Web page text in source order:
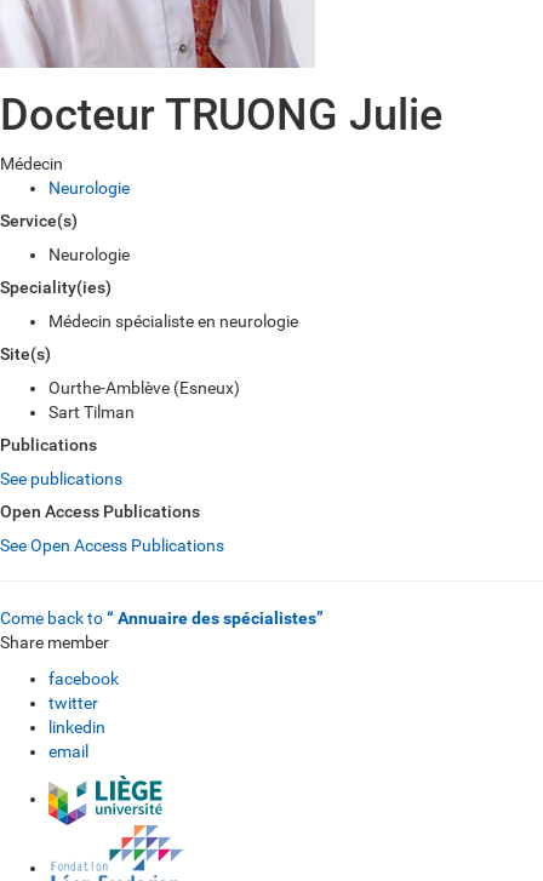
Docteur TRUONG Julie
Médecin
Neurologie
Service(s)
Neurologie
Speciality(ies)
Médecin spécialiste en neurologie
Site(s)
Ourthe-Amblève (Esneux)
Sart Tilman
Publications
See publications
Open Access Publications
See Open Access Publications
Come back to“ Annuaire des spécialistes”
Share member
facebook
twitter
linkedin
email